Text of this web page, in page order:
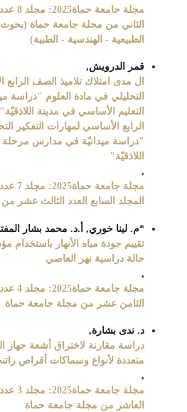
الثاني من مجلة جامعة حماة (بحوث
الطبيعية - الهندسية - الطبية)
قمر الدرويش,
ال مدى امتلاك تلاميذ الصف الرابع
التحليلي في مادة العلوم "دراسة
التعليم الأساسي في مدينة
الرابع الأساسي لمهارات التفكير
"دراسة ميدانيّة في مدارس مرحلة
اللاذقيّة"
,
المجلد السابع العدد الثالث عشر
*م. لينا خوري, أ.د. محمد بشار
حالة دراسية نهر العاصي
,
الثامن عشر من مجلة جامعة حماة
د. ندى بشارة,
دراسة مقارنة لاختراق أشعة جهاز
متعددة لأنواع وسماكات أقراص
,
العاشر من مجلة جامعة حماة